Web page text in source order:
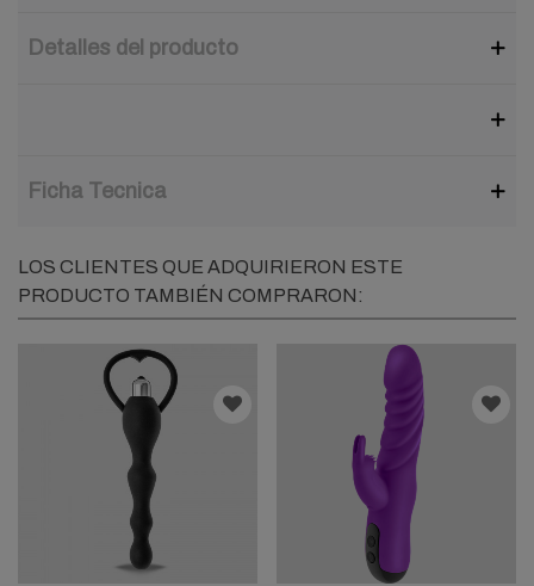
Detalles del producto
Ficha Tecnica
LOS CLIENTES QUE ADQUIRIERON ESTE
PRODUCTO TAMBIÉN COMPRARON: